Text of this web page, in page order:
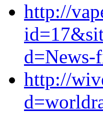
http://
d=News-
http://